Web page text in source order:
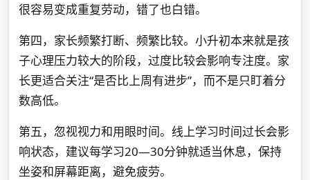
很容易变成重复劳动，错了也白错。
第四，家长频繁打断、频繁比较。小升初本来就是孩
子心理压力较大的阶段，过度比较会影响专注度。家
长更适合关注“是否比上周有进步”，而不是只盯着分
数高低。
第五，忽视视力和用眼时间。线上学习时间过长会影
响状态，建议每学习20—30分钟就适当休息，保持
坐姿和屏幕距离，避免疲劳。